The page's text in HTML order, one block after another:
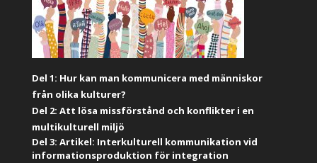
Del 1: Hur kan man kommunicera med människor
från olika kulturer?
Del 2: Att lösa missförstånd och konflikter i en
multikulturell miljö
Del 3: Artikel: Interkulturell kommunikation vid
informationsproduktion för integration